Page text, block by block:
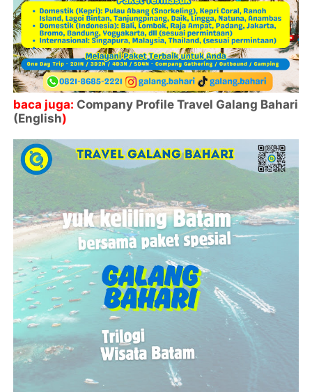
baca juga: Company Profile Travel Galang Bahari
(English)